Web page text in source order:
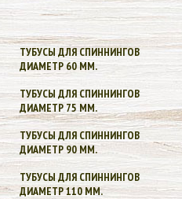
ТУБУСЫ ДЛЯ СПИННИНГОВ
ДИАМЕТР 60 ММ.
ТУБУСЫ ДЛЯ СПИННИНГОВ
ДИАМЕТР 75 ММ.
ТУБУСЫ ДЛЯ СПИННИНГОВ
ДИАМЕТР 90 ММ.
ТУБУСЫ ДЛЯ СПИННИНГОВ
ДИАМЕТР 110 ММ.